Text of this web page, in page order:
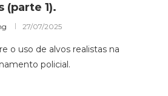
(parte 1).
27/07/2025
o uso de alvos realistas na
policial.